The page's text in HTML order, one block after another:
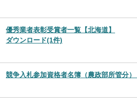
優秀業者表彰受賞者一覧【北海道】
ダウンロード(1件)
競争入札参加資格者名簿（農政部所管分